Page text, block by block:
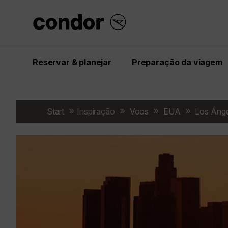
Reservar & planejar Preparação da viagem
Start Inspiração Voos EUA Los